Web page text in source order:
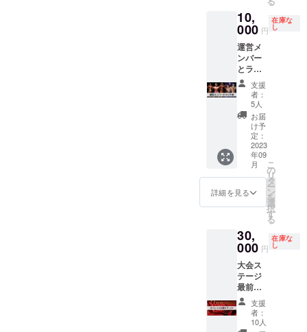
の協賛
ページ
に企業
(個人)名
と任意
でロゴ
画像記
援時、
必ず備
考欄に
掲載を
希望さ
れるお
名前を
ご記入
くださ
渡しは
メール
にてギ
ガファ
イル便
でお送
り下さ
い。
1月31日
まで 2.
掲載方
法 フェ
スティ
バル会
場にて
配布予
定のパ
ンフ
レット
に企業
(個人)
名、任
意でロ
ゴ画像
記載 &
の協賛
ページ
に企業
(個人)名
記載任
意でロ
ゴ画像
&フェス
ティバ
10,
000 円
在庫な
し
運営メ
ンバー
とラン
チ会 日
程 2023
年9.10
月頃 場
区、新
宿区、
中野区
近郊 ※
同行す
るメン
バーは
ランダ
めさせ
ていた
だきま
す。あ
らかじ
めご了
承くだ
さい。
交通費
支援
者：
5人
お届
け予
定：
2023
年09
月
詳細を見る
こ
の
リ
タ
ー
ン
を
選
択
す
る
30,
000 円
在庫な
し
大会ス
テージ
最前列
のVIPチ
ケット
プロ
支援
者：
10人